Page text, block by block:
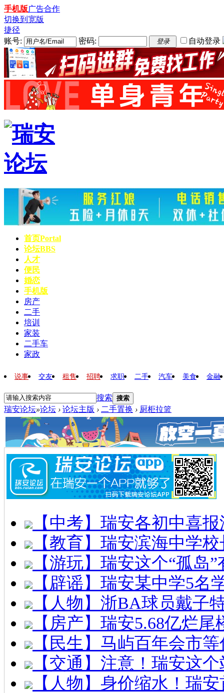
手机版广告合作
切换到宽版
捷径
账号:
密码: 登录 自动登录
首页Portal
论坛BBS
人才
便民
婚恋
手机版
房产
二手
培训
家装
二手车
家政
说事 交友 租售 招聘 求职 二手 汽车 美食 金融
搜索 搜索
瑞安论坛»论坛 › 论坛主版 › 二手置换 › 厨柜拉篮
【中考】瑞安各初中喜
【教育】瑞安滨海中学
【游玩】瑞安这个“孤岛
【辟谣】瑞安某中学5名
【人物】浙BA球员戴子
【房产】瑞安5.68亿烂
【民生】马屿百年会市
【交通】注意！瑞安这
【人物】身价缩水！瑞